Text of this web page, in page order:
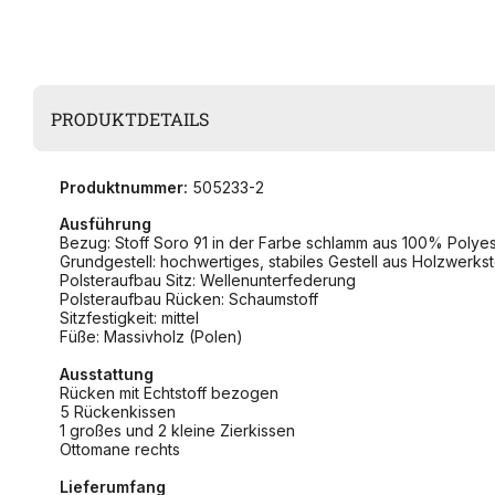
PRODUKTDETAILS
Produktnummer: 505233-2
Ausführung
Bezug: Stoff Soro 91 in der Farbe schlamm aus 100%
Grundgestell: hochwertiges, stabiles Gestell aus
Polsteraufbau Sitz: Wellenunterfederung
Polsteraufbau Rücken: Schaumstoff
Sitzfestigkeit: mittel
Füße: Massivholz (Polen)
Ausstattung
Rücken mit Echtstoff bezogen
5 Rückenkissen
1 großes und 2 kleine Zierkissen
Ottomane rechts
Lieferumfang